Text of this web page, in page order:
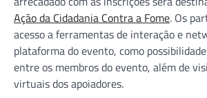
Ação da Cidadania Contra a Fome. Os
acesso a ferramentas de interação e
plataforma do evento, como
entre os membros do evento, além de
virtuais dos apoiadores.